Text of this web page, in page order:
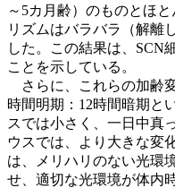
～5カ月齢）のものとほ
リズムはバラバラ（解離
した。この結果は、SCN
ことを示している。
さらに、これらの加齢
時間明期：12時間暗期と
スでは小さく、一日中真
ウスでは、より大きな変
は、メリハリのない光環
せ、適切な光環境が体内